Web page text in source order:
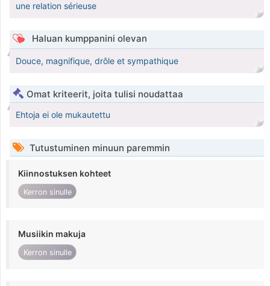
une relation sérieuse
Haluan kumppanini olevan
Douce, magnifique, drôle et sympathique
Omat kriteerit, joita tulisi noudattaa
Ehtoja ei ole mukautettu
Tutustuminen minuun paremmin
Kiinnostuksen kohteet
Kerron sinulle
Musiikin makuja
Kerron sinulle